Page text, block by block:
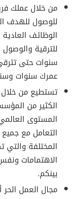
من خلال عملك
للوصول للهدف
الوظائف
للترقية
سنوات حتى
عمرك سنوات
تستطيع من خلال
الكثير من
المستوى
التعامل مع
المختلفة
الاهتمامات
بينكم.
مجال العمل